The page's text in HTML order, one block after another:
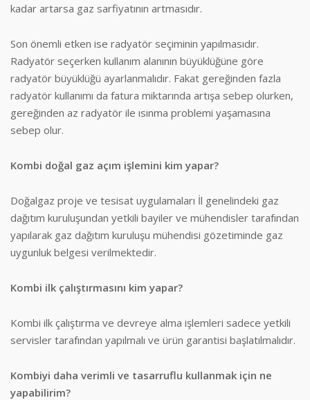
kadar artarsa gaz sarfiyatının artmasıdır.
Son önemli etken ise radyatör seçiminin yapılmasıdır.
Radyatör seçerken kullanım alanının büyüklüğüne göre
radyatör büyüklüğü ayarlanmalıdır. Fakat gereğinden fazla
radyatör kullanımı da fatura miktarında artışa sebep olurken,
gereğinden az radyatör ile ısınma problemi yaşamasına
sebep olur.
Kombi doğal gaz açım işlemini kim yapar?
Doğalgaz proje ve tesisat uygulamaları İl genelindeki gaz
dağıtım kuruluşundan yetkili bayiler ve mühendisler tarafından
yapılarak gaz dağıtım kuruluşu mühendisi gözetiminde gaz
uygunluk belgesi verilmektedir.
Kombi ilk çalıştırmasını kim yapar?
Kombi ilk çalıştırma ve devreye alma işlemleri sadece yetkili
servisler tarafından yapılmalı ve ürün garantisi başlatılmalıdır.
Kombiyi daha verimli ve tasarruflu kullanmak için ne
yapabilirim?